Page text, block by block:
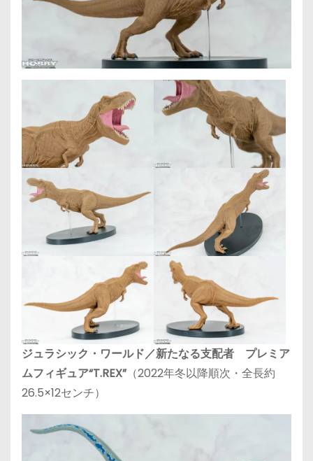
ジュラシック・ワールド／新たなる支配者 プレミア
ムフィギュア“T.REX”（2022年冬以降順次・全長約
26.5×12センチ）